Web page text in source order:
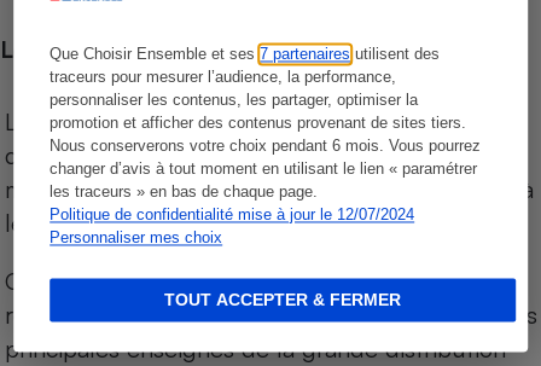
Que Choisir Ensemble et ses7 partenaires utilisent des
traceurs pour mesurer l’audience, la performance,
personnaliser les contenus, les partager, optimiser la
promotion et afficher des contenus provenant de sites tiers.
Nous conserverons votre choix pendant 6 mois. Vous pourrez
changer d’avis à tout moment en utilisant le lien « paramétrer
les traceurs » en bas de chaque page.
Politique de confidentialité mise à jour le 12/07/2024
Personnaliser mes choix
TOUT ACCEPTER & FERMER
Les comparaisons de prix
Les comparaisons sont réalisées sur l’ensemble
des produits des magasins. Les produits de
marques de distributeurs (MDD) sont comparés à
leurs équivalents chez leurs concurrents.
Chaque jour, les prix de tous les produits sont
relevés par Internet, sur les services drives (1) des
principales enseignes de la grande distribution